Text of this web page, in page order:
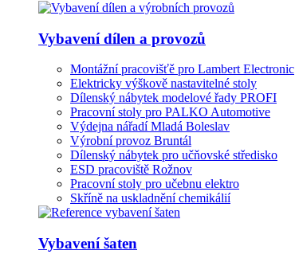
Vybavení dílen a provozů
Montážní pracovišťě pro Lambert Electronic
Elektricky výškově nastavitelné stoly
Dílenský nábytek modelové řady PROFI
Pracovní stoly pro PALKO Automotive
Výdejna nářadí Mladá Boleslav
Výrobní provoz Bruntál
Dílenský nábytek pro učňovské středisko
ESD pracoviště Rožnov
Pracovní stoly pro učebnu elektro
Skříně na uskladnění chemikálií
Vybavení šaten